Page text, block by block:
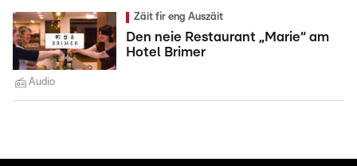
Zäit fir eng Auszäit
Den neie Restaurant „Marie“ am
Hotel Brimer
Audio